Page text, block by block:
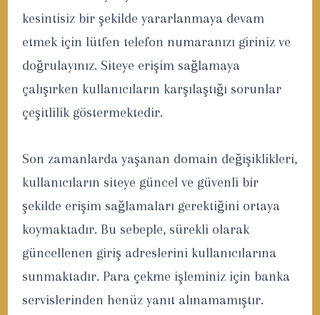
kesintisiz bir şekilde yararlanmaya devam
etmek için lütfen telefon numaranızı giriniz ve
doğrulayınız. Siteye erişim sağlamaya
çalışırken kullanıcıların karşılaştığı sorunlar
çeşitlilik göstermektedir.
Son zamanlarda yaşanan domain değişiklikleri,
kullanıcıların siteye güncel ve güvenli bir
şekilde erişim sağlamaları gerektiğini ortaya
koymaktadır. Bu sebeple, sürekli olarak
güncellenen giriş adreslerini kullanıcılarına
sunmaktadır. Para çekme işleminiz için banka
servislerinden henüz yanıt alınamamıştır.